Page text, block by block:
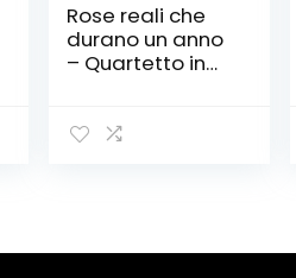
Rose reali che
durano un anno
– Quartetto in